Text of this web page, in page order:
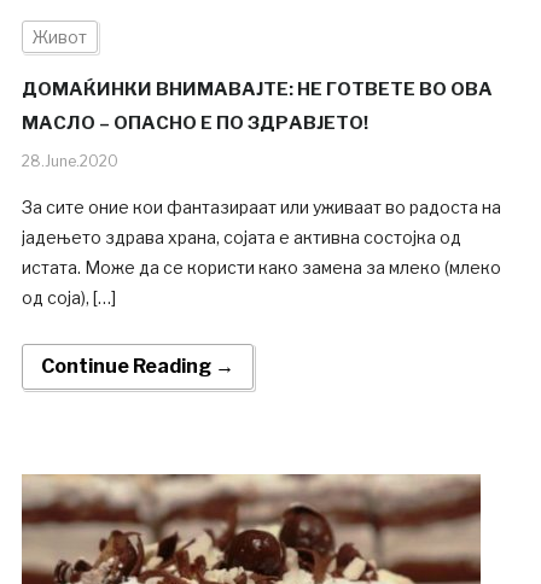
Живот
ДОМАЌИНКИ ВНИМАВАЈТЕ: НЕ ГОТВЕТЕ ВО ОВА
МАСЛО – ОПАСНО Е ПО ЗДРАВЈЕТО!
28.June.2020
За сите оние кои фантазираат или уживаат во радоста на
јадењето здрава храна, сојата е активна состојка од
истата. Може да се користи како замена за млеко (млеко
од соја), […]
Continue Reading →